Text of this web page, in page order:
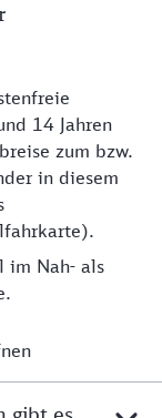
14 Jahren
zum bzw.
in diesem
im Nah- als